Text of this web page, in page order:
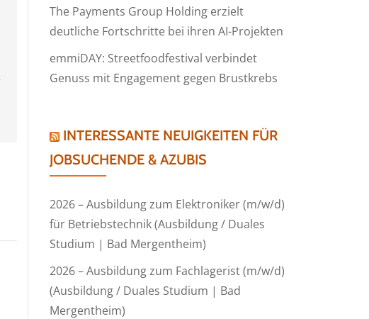
The Payments Group Holding erzielt
deutliche Fortschritte bei ihren AI-Projekten
emmiDAY: Streetfoodfestival verbindet
Genuss mit Engagement gegen Brustkrebs
INTERESSANTE NEUIGKEITEN FÜR
JOBSUCHENDE & AZUBIS
2026 – Ausbildung zum Elektroniker (m/w/d)
für Betriebstechnik (Ausbildung / Duales
Studium | Bad Mergentheim)
2026 – Ausbildung zum Fachlagerist (m/w/d)
(Ausbildung / Duales Studium | Bad
Mergentheim)